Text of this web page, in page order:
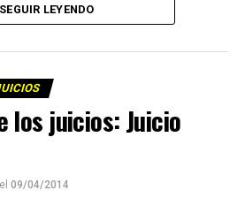
www.radiolavaca.org
es de reproducción libre y
emisoras que nos escriban a
SEGUIR LEYENDO
los juicios: Juicio
el 09/04/2014